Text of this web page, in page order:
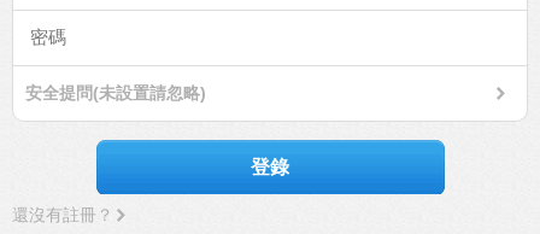
安全提問(未設置請忽略)
登錄
還沒有註冊？